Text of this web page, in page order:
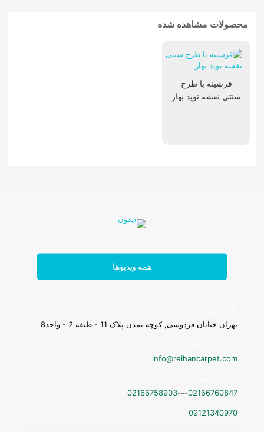
محصولات مشاهده شده
فرشینه با طرح
سنتی نقشه نوید بهار
همه ویدیوها
تهران خیابان فردوسی, کوچه تمدن پلاک 11 - طبقه 2 - واحد8
info@reihancarpet.com
02166760847
---
02166758903
09121340970
پادری